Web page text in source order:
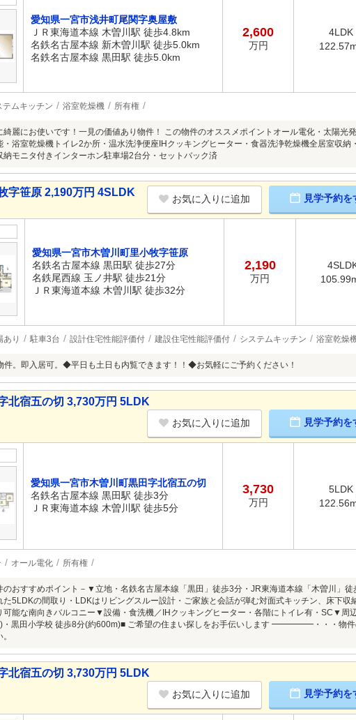
愛知県一宮市浅井町尾関字奥屋敷
ＪＲ東海道本線 木曽川駅 徒歩4.8km
名鉄名古屋本線 新木曽川駅 徒歩5.0km
名鉄名古屋本線 黒田駅 徒歩5.0km
2,600
万円
4LDK
テムキッチン 浴室乾燥機 所有権
綺麗にお使いです！一見の価値あり物件！ この物件のオススメポイントオール電化・太陽光
・浴室乾燥機トイレ2か所・温水洗浄便座IHクッキングヒーター・食器洗浄乾燥機全居室収納
納モニタ付きインターホン駐車場2台分・セットバック済
字笹原 2,190万円 4SLDK
お気に入りに追加 見学予約を
愛知県一宮市木曽川町里小牧字笹原
名鉄名古屋本線 黒田駅 徒歩27分
名鉄尾西線 玉ノ井駅 徒歩21分
ＪＲ東海道本線 木曽川駅 徒歩32分
2,190
万円
あり 駐車3台 設計住宅性能評価付 建設住宅性能評価付 システムキッチン 浴室乾燥
件。即入居可。◆平日も土日も内覧できます！！◆お気軽にご予約ください！
北宿五の切 3,730万円 5LDK
お気に入りに追加 見学予約を
愛知県一宮市木曽川町黒田字北宿五の切
名鉄名古屋本線 黒田駅 徒歩3分
ＪＲ東海道本線 木曽川駅 徒歩5分
3,730
万円
5LDK
オール電化 所有権
のおすすめポイント－▼立地・名鉄名古屋本線「黒田」徒歩3分・JR東海道本線「木曽川」
た5LDKの間取り・LDKはリビングスルー設計・ご家族と会話が弾む対面式キッチン、床下収
可能な南向きバルコニー▼設備・食洗機／IHクッキングヒーター・各階にトイレ有・SC▼周
・黒田小学校 徒歩8分(約600m)■ ご希望の住まい探しをお手伝いします ━━━━━・・・物件
北宿五の切 3,730万円 5LDK
お気に入りに追加 見学予約を